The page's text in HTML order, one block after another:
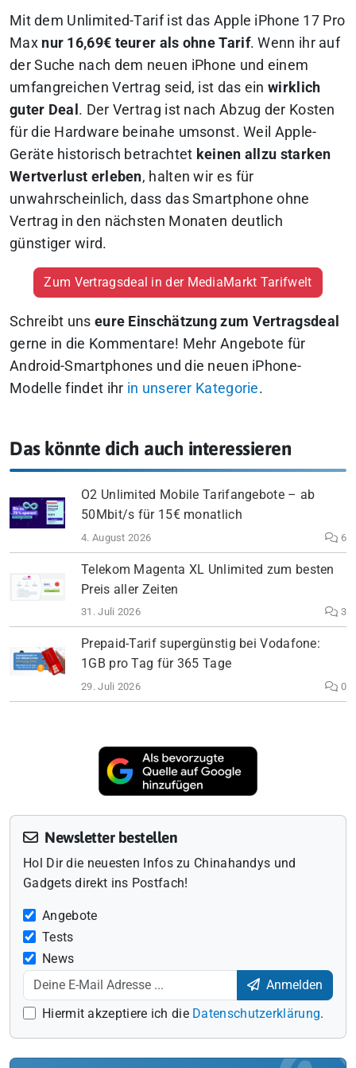
Mit dem Unlimited-Tarif ist das Apple iPhone 17 Pro
Max nur 16,69€ teurer als ohne Tarif. Wenn ihr auf
der Suche nach dem neuen iPhone und einem
umfangreichen Vertrag seid, ist das ein wirklich
guter Deal . Der Vertrag ist nach Abzug der Kosten
für die Hardware beinahe umsonst. Weil Apple-
Geräte historisch betrachtet keinen allzu starken
Wertverlust erleben, halten wir es für
unwahrscheinlich, dass das Smartphone ohne
Vertrag in den nächsten Monaten deutlich
günstiger wird.
Zum Vertragsdeal in der MediaMarkt Tarifwelt
Schreibt uns eure Einschätzung zum Vertragsdeal
gerne in die Kommentare! Mehr Angebote für
Android-Smartphones und die neuen iPhone-
Modelle findet ihr in unserer Kategorie.
Das könnte dich auch interessieren
O2 Unlimited Mobile Tarifangebote – ab
50Mbit/s für 15€ monatlich
4. August 2026 6
Telekom Magenta XL Unlimited zum besten
Preis aller Zeiten
31. Juli 2026 3
Prepaid-Tarif supergünstig bei Vodafone:
1GB pro Tag für 365 Tage
29. Juli 2026 0
Newsletter bestellen
Hol Dir die neuesten Infos zu Chinahandys und
Gadgets direkt ins Postfach!
Angebote
Tests
News
Anmelden
Hiermit akzeptiere ich die Datenschutzerklärung.